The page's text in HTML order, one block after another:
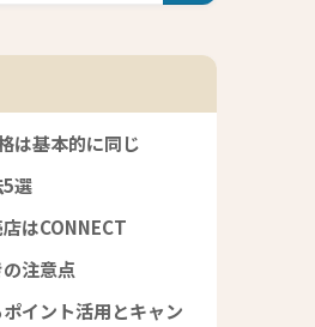
は基本的に同じ
選
はCONNECT
注意点
イント活用とキャン